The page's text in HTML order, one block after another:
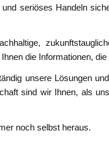
seriöses Handeln
die Informationen, die
unsere Lösungen
sind wir Ihnen, als
noch selbst heraus.